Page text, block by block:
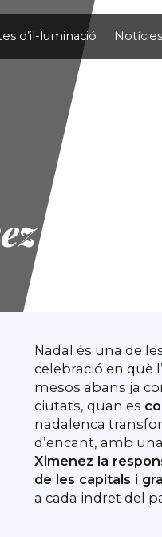
d’il-luminació Notícies
Nadal és una de
celebració en què
mesos abans ja
ciutats, quan es
nadalenca
d’encant, amb
Ximenez la
de les capitals i
a cada indret del